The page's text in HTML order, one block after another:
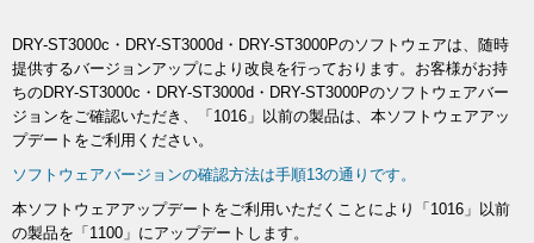
DRY-ST3000c・DRY-ST3000d・DRY-ST3000Pのソフトウェアは、随時
提供するバージョンアップにより改良を行っております。お客様がお持
ちのDRY-ST3000c・DRY-ST3000d・DRY-ST3000Pのソフトウェアバー
ジョンをご確認いただき、「1016」以前の製品は、本ソフトウェアアッ
プデートをご利用ください。
ソフトウェアバージョンの確認方法は手順13の通りです。
本ソフトウェアアップデートをご利用いただくことにより「1016」以前
の製品を「1100」にアップデートします。